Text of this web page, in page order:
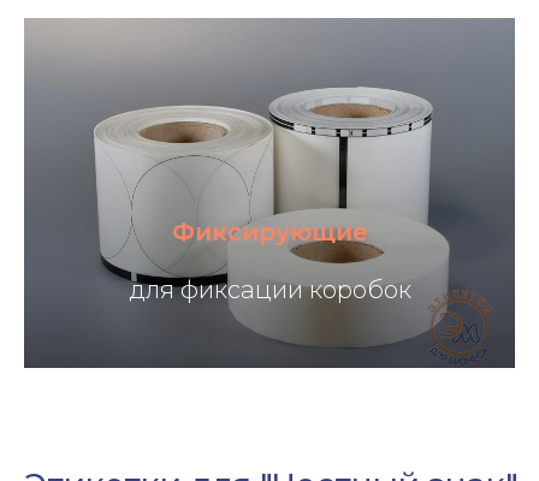
Фиксирующие
для фиксации коробок